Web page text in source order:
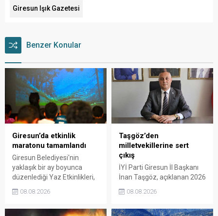
Giresun Işık Gazetesi
Benzer Konular
Giresun’da etkinlik
maratonu tamamlandı
Giresun Belediyesi'nin
yaklaşık bir ay boyunca
düzenlediği Yaz Etkinlikleri,
sanat ve eğlenceyle
08.08.2026
Taşgöz’den
milletvekillerine sert
çıkış
İYİ Parti Giresun İl Başkanı
İnan Taşgöz, açıklanan 2026
üzerinden iktidar
08.08.2026